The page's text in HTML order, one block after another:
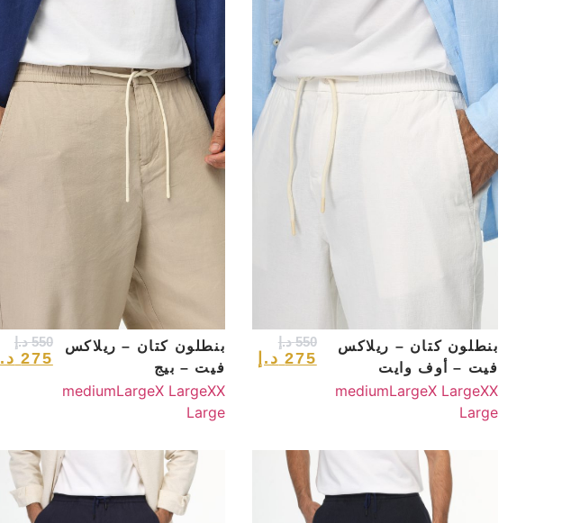
بنطلون كتان – ريلاكس
فيت – أوف وايت
550 د.إ
275 د.إ
mediumLargeX LargeXX
Large
بنطلون كتان – ريلاكس
فيت – بيج
550 د.إ
275 د.إ
mediumLargeX LargeXX
Large